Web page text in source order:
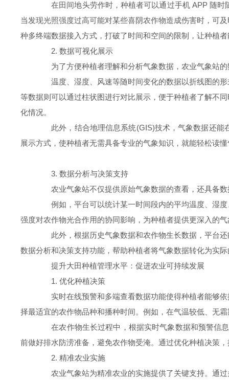
在田间地头劳作时，种植者可以通过手机 APP 随时
当发现光照强度过高可能对某些喜阴农作物造成伤害时，可
种多终端数据接入方式，打破了时间和空间的限制，让种植
2. 数据可视化展示
为了方便种植者理解和分析气象数据，农业气象站的
温度、湿度、风速等随时间变化的数据以折线图的形
等数据则可以通过柱状图进行对比展示，便于种植者了解不
化情况。
此外，结合地理信息系统(GIS)技术，气象数据还能
展示方式，使种植者无需具备专业的气象知识，就能轻松读
3. 数据分析与决策支持
农业气象站不仅提供原始气象数据的查看，还具备数
例如，平台可以统计某一时间段内的平均温度、湿度
强度对农作物光合作用的协同影响，为种植者提供更深入的
此外，根据历史气象数据和农作物生长数据，平台还
数据分析和决策支持功能，帮助种植者将气象数据转化为实
提升大田种植管理水平：促进农业可持续发展
1. 优化种植决策
实时在线预警和多端查看数据功能使得种植者能够依
择最适宜的农作物品种和播种时间。例如，在气温较低、无
在农作物生长过程中，根据实时气象数据和预警信息
前做好排水防涝准备，避免农作物受淹。通过优化种植决策
2. 精准农业实施
农业气象站为精准农业的实施提供了关键支持。通过